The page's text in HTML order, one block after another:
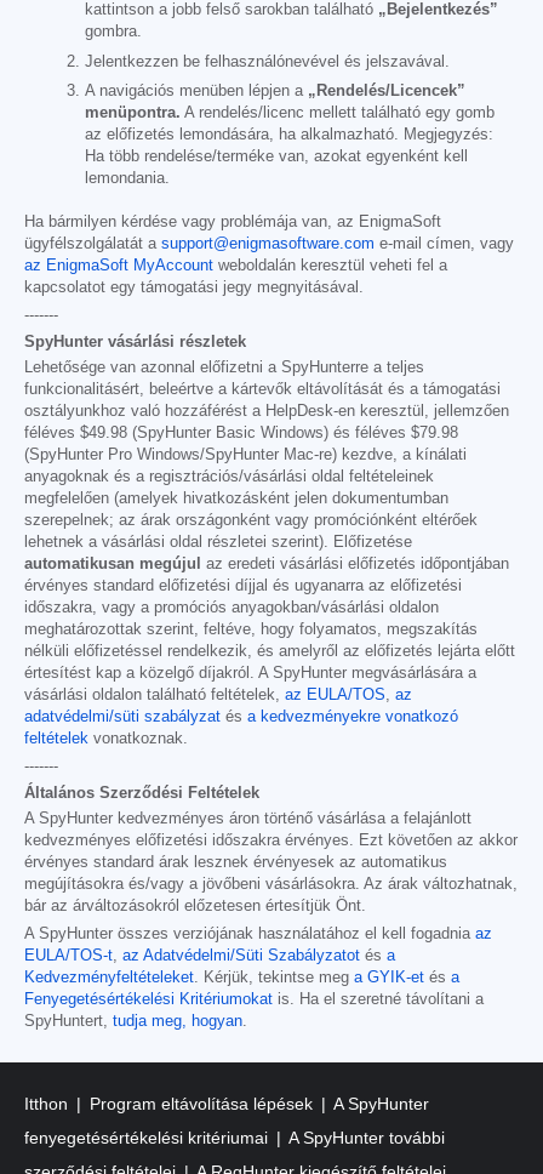
kattintson a jobb felső sarokban található „Bejelentkezés”
gombra.
Jelentkezzen be felhasználónevével és jelszavával.
A navigációs menüben lépjen a „Rendelés/Licencek”
menüpontra. A rendelés/licenc mellett található egy gomb
az előfizetés lemondására, ha alkalmazható. Megjegyzés:
Ha több rendelése/terméke van, azokat egyenként kell
lemondania.
Ha bármilyen kérdése vagy problémája van, az EnigmaSoft
ügyfélszolgálatát a support@enigmasoftware.com e-mail címen, vagy
az EnigmaSoft MyAccount weboldalán keresztül veheti fel a
kapcsolatot egy támogatási jegy megnyitásával.
-------
SpyHunter vásárlási részletek
Lehetősége van azonnal előfizetni a SpyHunterre a teljes
funkcionalitásért, beleértve a kártevők eltávolítását és a támogatási
osztályunkhoz való hozzáférést a HelpDesk-en keresztül, jellemzően
féléves $49.98 (SpyHunter Basic Windows) és féléves $79.98
(SpyHunter Pro Windows/SpyHunter Mac-re) kezdve, a kínálati
anyagoknak és a regisztrációs/vásárlási oldal feltételeinek
megfelelően (amelyek hivatkozásként jelen dokumentumban
szerepelnek; az árak országonként vagy promóciónként eltérőek
lehetnek a vásárlási oldal részletei szerint). Előfizetése
automatikusan megújul
az eredeti vásárlási előfizetés időpontjában
érvényes standard előfizetési díjjal és ugyanarra az előfizetési
időszakra, vagy a promóciós anyagokban/vásárlási oldalon
meghatározottak szerint, feltéve, hogy folyamatos, megszakítás
nélküli előfizetéssel rendelkezik, és amelyről az előfizetés lejárta előtt
értesítést kap a közelgő díjakról. A SpyHunter megvásárlására a
vásárlási oldalon található feltételek, az EULA/TOS, az
adatvédelmi/süti szabályzat és a kedvezményekre vonatkozó
feltételek vonatkoznak.
-------
Általános Szerződési Feltételek
A SpyHunter kedvezményes áron történő vásárlása a felajánlott
kedvezményes előfizetési időszakra érvényes. Ezt követően az akkor
érvényes standard árak lesznek érvényesek az automatikus
megújításokra és/vagy a jövőbeni vásárlásokra. Az árak változhatnak,
bár az árváltozásokról előzetesen értesítjük Önt.
A SpyHunter összes verziójának használatához el kell fogadnia az
EULA/TOS-t, az Adatvédelmi/Süti Szabályzatot és a
Kedvezményfeltételeket. Kérjük, tekintse meg a GYIK-et és a
Fenyegetésértékelési Kritériumokat is. Ha el szeretné távolítani a
SpyHuntert, tudja meg, hogyan.
Itthon Program eltávolítása lépések
A SpyHunter
fenyegetésértékelési kritériumai
A SpyHunter további